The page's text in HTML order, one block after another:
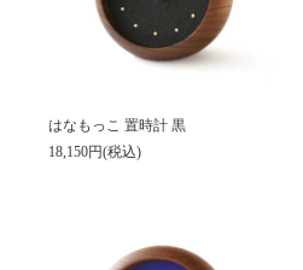
はなもっこ 置時計 黒
18,150円(税込)